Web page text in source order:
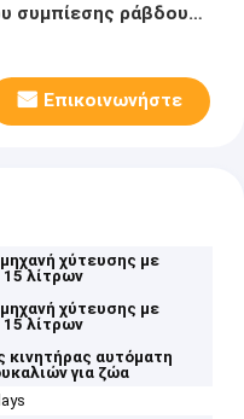
συμπίεσης ράβδου
Επικοινωνήστε
χύτευσης με
λίτρων
χύτευσης με
λίτρων
κινητήρας αυτόματη
για ζώα